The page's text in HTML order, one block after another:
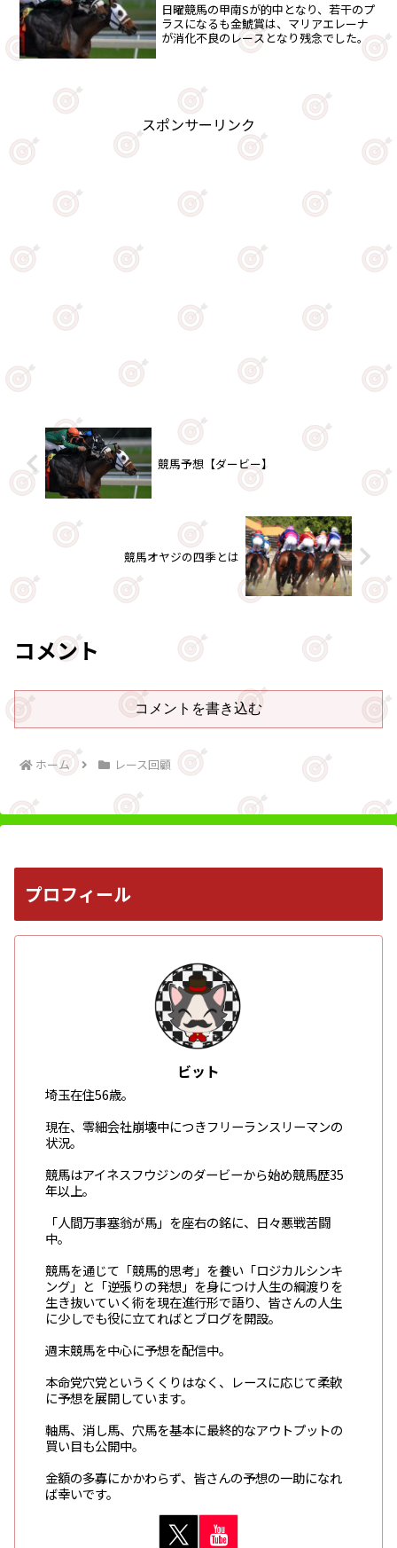
日曜競馬の甲南Sが的中となり、若干のプ
ラスになるも金鯱賞は、マリアエレーナ
が消化不良のレースとなり残念でした。
スポンサーリンク
競馬予想【ダービー】
競馬オヤジの四季とは
コメント
コメントを書き込む
ホーム レース回顧
プロフィール
ビット
埼玉在住56歳。
現在、零細会社崩壊中につきフリーランスリーマンの
状況。
競馬はアイネスフウジンのダービーから始め競馬歴35
年以上。
「人間万事塞翁が馬」を座右の銘に、日々悪戦苦闘
中。
競馬を通じて「競馬的思考」を養い「ロジカルシンキ
ング」と「逆張りの発想」を身につけ人生の綱渡りを
生き抜いていく術を現在進行形で語り、皆さんの人生
に少しでも役に立てればとブログを開設。
週末競馬を中心に予想を配信中。
本命党穴党というくくりはなく、レースに応じて柔軟
に予想を展開しています。
軸馬、消し馬、穴馬を基本に最終的なアウトプットの
買い目も公開中。
金額の多寡にかかわらず、皆さんの予想の一助になれ
ば幸いです。